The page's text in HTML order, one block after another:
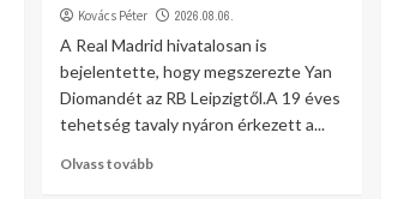
Kovács Péter 2026.08.06.
A Real Madrid hivatalosan is
bejelentette, hogy megszerezte Yan
Diomandét az RB Leipzigtől.A 19 éves
tehetség tavaly nyáron érkezett a...
Olvass tovább